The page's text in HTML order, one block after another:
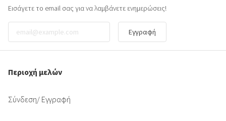
Εισάγετε το email σας για να λαμβάνετε ενημερώσεις!
Εγγραφή
Περιοχή μελών
Σύνδεση/ Εγγραφή